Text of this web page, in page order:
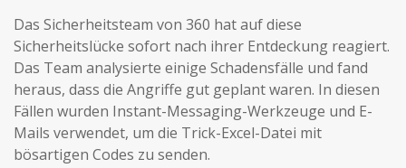
Das Sicherheitsteam von 360 hat auf diese
Sicherheitslücke sofort nach ihrer Entdeckung reagiert.
Das Team analysierte einige Schadensfälle und fand
heraus, dass die Angriffe gut geplant waren. In diesen
Fällen wurden Instant-Messaging-Werkzeuge und E-
Mails verwendet, um die Trick-Excel-Datei mit
bösartigen Codes zu senden.